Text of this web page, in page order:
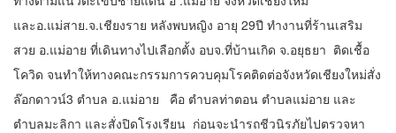
และอ.แม่สาย.จ.เชียงราย หลังพบหญิง อายุ 29ปี ทำงานที่ร้านเสริม
สวย อ.แม่อาย ที่เดินทางไปเลือกตั้ง อบจ.ที่บ้านเกิด จ.อยุธยา ติดเชื้อ
โควิด จนทำให้ทางคณะกรรมการควบคุมโรคติดต่อจังหวัดเชียงใหม่สั่ง
ล๊อกดาวน์3 ตำบล อ.แม่อาย คือ ตำบลท่าตอน ตำบลแม่อาย และ
ตำบลมะลิกา และสั่งปิดโรงเรียน ก่อนจะนำรถชีวนิรภัยไปตรวจหา